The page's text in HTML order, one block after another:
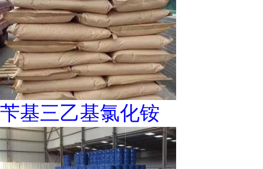
苄基三乙基氯化铵